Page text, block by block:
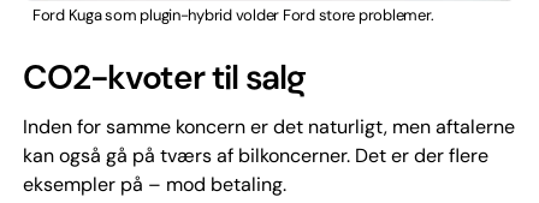
Ford Kuga som plugin-hybrid volder Ford store problemer.
CO2-kvoter til salg
Inden for samme koncern er det naturligt, men aftalerne
kan også gå på tværs af bilkoncerner. Det er der flere
eksempler på – mod betaling.